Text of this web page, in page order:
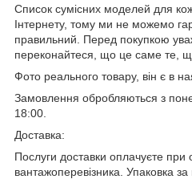
Список сумісних моделей для
Інтернету, тому ми не можемо
правильний. Перед покупкою
переконайтеся, що це саме те,
Фото реального товару, він є в
Замовлення обробляються з
18:00.
Доставка:
Послуги доставки оплачуєте
вантажоперевізника. Упаковка